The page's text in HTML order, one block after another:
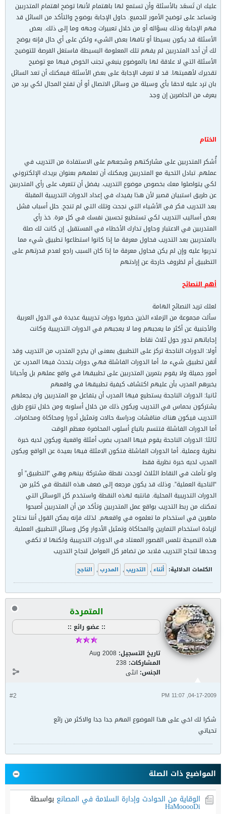
عليك ان تَسعَد بالأسئلة وأن تستمع لها باهتمام لأنها توضح اهتمام المتدربين
وتساعد على توضيح الأمور للجميع. حاول الإجابة بوضوح والتأكد من السائل قد
فهم الإجابة وذلك بسؤاله أو من خلال تعبيرات وجهه وما إلى ذلك. بعض
الأسئلة قد يكون بسيطا أو تافها بعض الشيء ولكن على أي حال فإنه يوضح
لك أن أحد المتدربين لم يفهم تلك المعلومة البسيطة فاستغل الفرصة للتوضيح.
الأسئلة التي لا علاقة لها بالموضوع ينبغي تجنب الخوض فيها مع توضيح
تقديرك لأهميتها. قد لا تعرف الإجابة على بعض الأسئلة فيمكنك أن تعد السائل
بان ترد عليه لاحقا بأي وسيلة من وسائل الاتصال أو أن تفتح المجال لكي يرد من
يعرف من الحاضرين إن وجد
الختام
أُشكر المتدربين على مشاركتهم وشجعهم على الاستفادة من التدريب في
عملهم. تبادل التحية مع المتدربين ويمكنك أن تعلمهم بعنوان بريدك الإلكتروني
لكي يتواصلوا معك بخصوص موضوع التدريب. يفضل أن تتعرف على رأي المتدربين
عن طريق استبيان قصير لأن هذا يفيدك في إعداد الدورات التدريبية المقبلة
بعد التدريب فكر في الأشياء التي نجحت وتلك التي لم تنجح. حلل أسباب فشل
بعض أساليب التدريب لكي تستطيع تحسين نفسك في كل مرة. خذ رأي
المتدربين في الاعتبار وحاول تدارك الأخطاء في المستقبل. إن كانت لك صلة
بالمتدربين بعد التدريب فحاول معرفة ما إذا كانوا استطاعوا تطبيق شيء مما
تدربوا عليه وإن لم يكن فحاول معرفة ما إذا كان السبب راجع لعدم قدرتهم على
التطبيق أم لظروف خارجة عن إرادتهم
أهم النصائح
لعلك تريد النصائح الهامة
سألت مجموعة من الزملاء الذين حضروا دورات تدريبية عديدة في الدول العربية
والأجنبية عن أكثر ما يعجبهم وما لا يعجبهم في الدورات التدريبية وكانت
إجاباتهم تدور حول ثلاث نقاط
أولا: الدورات الناجحة تركز على التطبيق بمعنى ان يخرج المتدرب من التدريب وقد
أتقن تطبيق شيء ما. أما الدورات الفاشلة فهي دورات يتحدث فيها المدرب عن
أمور جميلة ولا يقوم بتمرين المتدربين على تطبيقها في واقع عملهم بل وأحيانا
يخبرهم المدرب بأن عليهم اكتشاف كيفية تطبيقها في واقعهم
ثانيا: الدورات الناجحة يستطيع فيها المدرب أن يتفاعل مع المتدربين وان يجعلهم
يشتركون بحماس في التدريب ويكون ذلك من خلال أسلوبه ومن خلال تنوع طرق
التدريب فيكون هناك مناقشات ودراسة حالات وتمثيل أدورا ومحاكاة ومحاضرات.
أما الدورات الفاشلة فتتسم باتباع أسلوب المحاضرة معظم الوقت
ثالثا: الدورات الناجحة يقوم فيها المدرب بضرب أمثلة واقعية ويكون لديه خبرة
نظرية وعملية. أما الدورات الفاشلة فتكون الامثلة فيها بعيدة عن الواقع ويكون
المدرب لديه خبرة نظرية فقط
ولو تأملت في النقاط الثلاث لوجدت نقطة مشتركة بينهم وهي “التطبيق” أو
“الناحية العملية”. وذلك قد يكون مرجعه إلى ضعف هذه النقطة في كثير من
الدورات التدريبية المحلية. فانتبه لهذه النقطة واستخدم كل الوسائل التي
تمكنك من ربط التدريب بواقع عمل المتدربين وتأكد من أن المتدربين أصبحوا
ماهرين في استخدام ما تعلموه في واقعهم. لذلك فإنه يمكن القول أننا نحتاج
لزيادة استخدام التمارين والمحاكاة وتمثيل الأدوار وكل وسائل التطبيق العملية.
هذه النصيحة تلمس القصور المعتاد في الدورات التدريبية ولكنها لا تكفي
وحدها لنجاح التدريب فلابد من تضافر كل العوامل لنجاح التدريب
الكلمات الدلالية: أثناء , التدريب , المدرب , الناجح
المتمردة
:: عضو رائع ::
تاريخ التسجيل: Aug 2008
المشاركات: 238
الجنس: انثى
#2 04-17-2009, 11:07 PM
شكرا لك اخي على هذا الموضوع المهم جدا جدا والاكثر من رائع
تحياتي
المواضيع ذات الصلة
الوقاية من الحوادث وإدارة السلامة في المصانع بواسطة
HaMooooDi